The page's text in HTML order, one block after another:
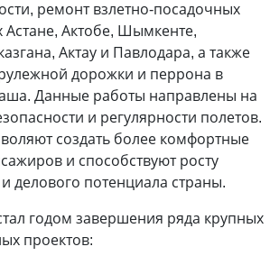
ремонт взлетно-посадочных
Астане, Актобе, Шымкенте,
Актау и Павлодара, а также
дорожки и перрона в
Данные работы направлены на
и регулярности полетов.
создать более комфортные
и способствуют росту
делового потенциала страны.
годом завершения ряда крупных
проектов: